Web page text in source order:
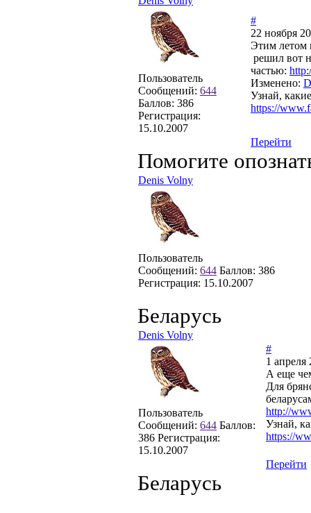
Пользователь
Сообщений: 644
Баллов: 386
Регистрация:
15.10.2007
#
22 ноября
Этим летом
решил вот
частью:
Изменено:
Узнай,
https://
Перейти
Помогите
Denis Volny
Пользователь
Сообщений: 644 Баллов: 386
Регистрация: 15.10.2007
Беларусь
Denis Volny
Пользователь
Сообщений: 644 Баллов:
386 Регистрация:
15.10.2007
#
1 апреля
А еще
Для
http://
Узнай,
https://
Перейти
Беларусь